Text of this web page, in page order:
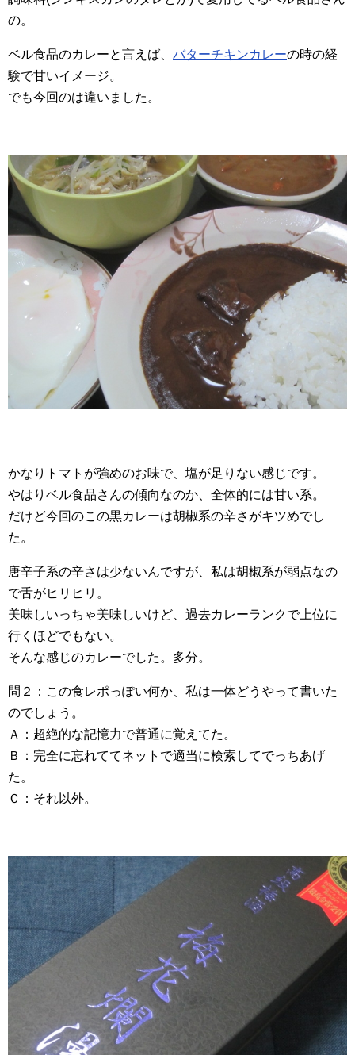
の。
ベル食品のカレーと言えば、 バターチキンカレーの時の経
験で甘いイメージ。
でも今回のは違いました。
かなりトマトが強めのお味で、塩が足りない感じです。
やはりベル食品さんの傾向なのか、全体的には甘い系。
だけど今回のこの黒カレーは胡椒系の辛さがキツめでし
た。
唐辛子系の辛さは少ないんですが、私は胡椒系が弱点なの
で舌がヒリヒリ。
美味しいっちゃ美味しいけど、過去カレーランクで上位に
行くほどでもない。
そんな感じのカレーでした。多分。
問２：この食レポっぽい何か、私は一体どうやって書いた
のでしょう。
Ａ：超絶的な記憶力で普通に覚えてた。
Ｂ：完全に忘れててネットで適当に検索してでっちあげ
た。
Ｃ：それ以外。